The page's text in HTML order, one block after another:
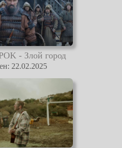
- Злой город
22.02.2025